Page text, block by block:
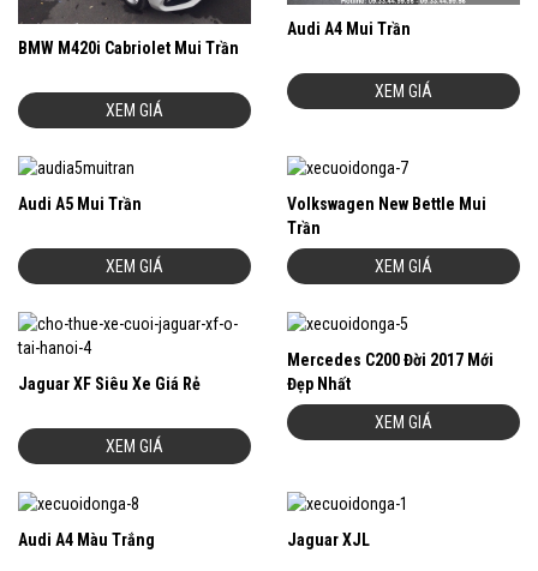
BMW M420i Cabriolet Mui Trần
XEM GIÁ
Audi A4 Mui Trần
XEM GIÁ
Audi A5 Mui Trần
XEM GIÁ
Volkswagen New Bettle Mui
Trần
XEM GIÁ
Jaguar XF Siêu Xe Giá Rẻ
XEM GIÁ
Mercedes C200 Đời 2017 Mới
Đẹp Nhất
XEM GIÁ
Audi A4 Màu Trắng Jaguar XJL